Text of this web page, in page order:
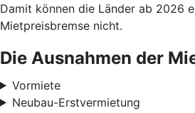
Damit können die Länder ab 2026
Mietpreisbremse nicht.
Die Ausnahmen der
Vormiete
Neubau-Erstvermietung